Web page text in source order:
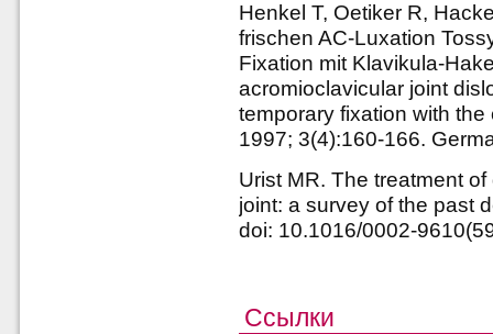
Henkel T, Oetiker R,
frischen AC-Luxation
Fixation mit Klavikula-
acromioclavicular joint
temporary fixation with
1997; 3(4):160-166.
Urist MR. The treatment
joint: a survey of the past
doi: 10.1016/0002-
Ссылки